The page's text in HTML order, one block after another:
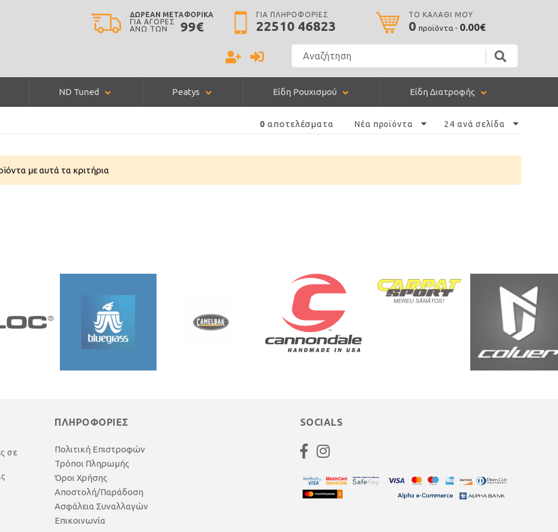
ΤΟ ΚΑΛΑΘΙ ΜΟΥ
0 προϊόντα - 0.00€
ΓΙΑ ΠΛΗΡΟΦΟΡΙΕΣ
22510 46823
ΔΩΡΕΑΝ ΜΕΤΑΦΟΡΙΚΑ
ΓΙΑ ΑΓΟΡΕΣ
ΑΝΩ ΤΩΝ
99€
ND Tuned Peatys Είδη Ρουχισμού Είδη Διατροφής
0 αποτελέσματα Νέα προϊόντα 24 ανά σελίδα
με αυτά τα κριτήρια
σε
ΠΛΗΡΟΦΟΡΙΕΣ
Πολιτική Επιστροφών
Τρόποι Πληρωμής
Όροι Χρήσης
Αποστολή/Παράδοση
Ασφάλεια Συναλλαγών
Επικοινωνία
SOCIALS